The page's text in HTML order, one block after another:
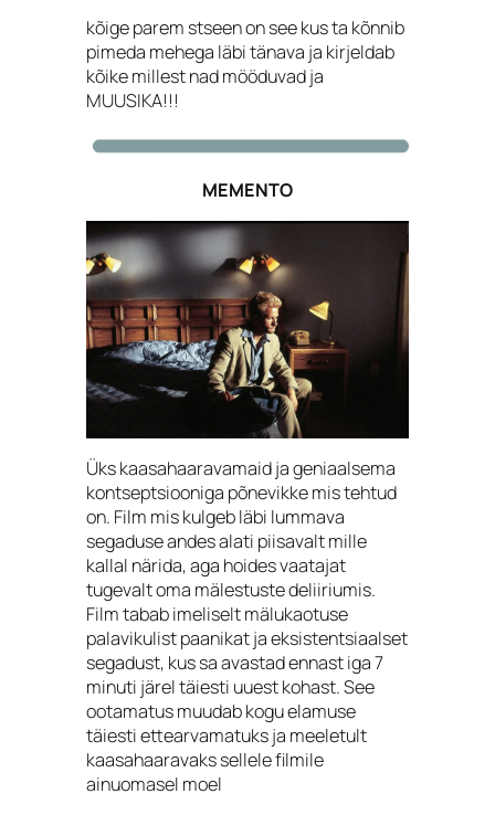
kõige parem stseen on see kus ta kõnnib
pimeda mehega läbi tänava ja kirjeldab
kõike millest nad mööduvad ja
MUUSIKA!!!
MEMENTO
Üks kaasahaaravamaid ja geniaalsema
kontseptsiooniga põnevikke mis tehtud
on. Film mis kulgeb läbi lummava
segaduse andes alati piisavalt mille
kallal närida, aga hoides vaatajat
tugevalt oma mälestuste deliiriumis.
Film tabab imeliselt mälukaotuse
palavikulist paanikat ja eksistentsiaalset
segadust, kus sa avastad ennast iga 7
minuti järel täiesti uuest kohast. See
ootamatus muudab kogu elamuse
täiesti ettearvamatuks ja meeletult
kaasahaaravaks sellele filmile
ainuomasel moel